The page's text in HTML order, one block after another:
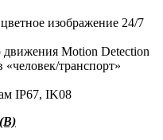
изображение 24/7
движения Motion Detection
транспорт»
IP67, IK08